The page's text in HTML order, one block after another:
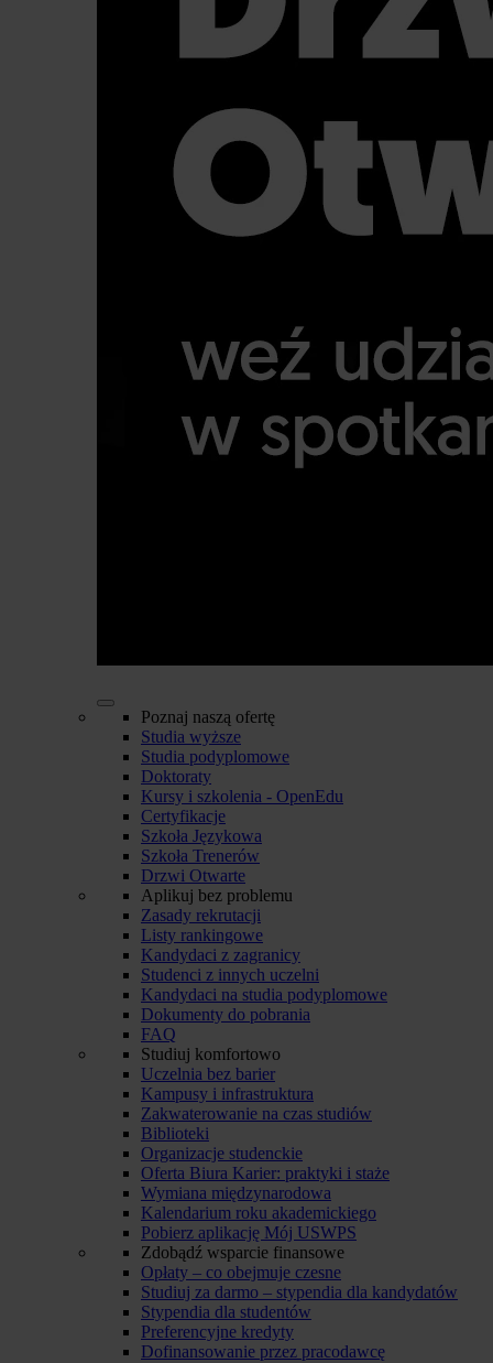
Poznaj naszą ofertę
Studia wyższe
Studia podyplomowe
Doktoraty
Kursy i szkolenia - OpenEdu
Certyfikacje
Szkoła Językowa
Szkoła Trenerów
Drzwi Otwarte
Aplikuj bez problemu
Zasady rekrutacji
Listy rankingowe
Kandydaci z zagranicy
Studenci z innych uczelni
Kandydaci na studia podyplomowe
Dokumenty do pobrania
FAQ
Studiuj komfortowo
Uczelnia bez barier
Kampusy i infrastruktura
Zakwaterowanie na czas studiów
Biblioteki
Organizacje studenckie
Oferta Biura Karier: praktyki i staże
Wymiana międzynarodowa
Kalendarium roku akademickiego
Pobierz aplikację Mój USWPS
Zdobądź wsparcie finansowe
Opłaty – co obejmuje czesne
Studiuj za darmo – stypendia dla kandydatów
Stypendia dla studentów
Preferencyjne kredyty
Dofinansowanie przez pracodawcę